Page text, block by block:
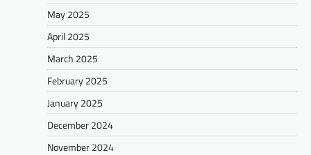
May 2025
April 2025
March 2025
February 2025
January 2025
December 2024
November 2024